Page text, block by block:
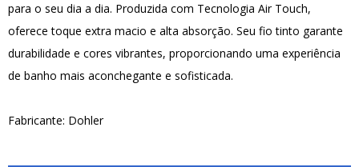
para o seu dia a dia. Produzida com Tecnologia Air Touch,
oferece toque extra macio e alta absorção. Seu fio tinto garante
durabilidade e cores vibrantes, proporcionando uma experiência
de banho mais aconchegante e sofisticada.
Fabricante: Dohler